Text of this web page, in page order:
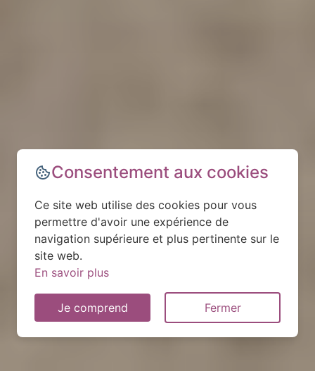
Consentement aux cookies
Ce site web utilise des cookies pour vous
permettre d'avoir une expérience de
navigation supérieure et plus pertinente sur le
site web.
En savoir plus
Je comprend Fermer